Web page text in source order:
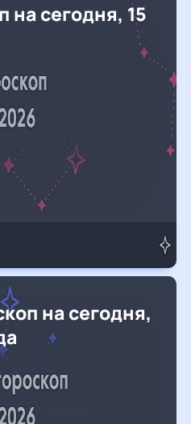
на сегодня, 15
на сегодня,